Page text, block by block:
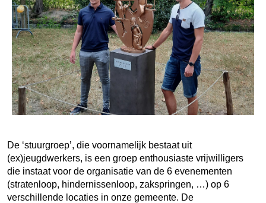
De ‘stuurgroep’, die voornamelijk bestaat uit
(ex)jeugdwerkers, is een groep enthousiaste vrijwilligers
die instaat voor de organisatie van de 6 evenementen
(stratenloop, hindernissenloop, zakspringen, …) op 6
verschillende locaties in onze gemeente. De